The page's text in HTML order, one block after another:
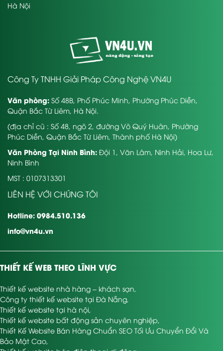
Hà Nội
Công Ty TNHH Giải Pháp Công Nghệ VN4U
Văn phòng: Số 48B, Phố Phúc Minh, Phường Phúc Diễn,
Quận Bắc Từ Liêm, Hà Nội.
(địa chỉ cũ : Số 48, ngõ 2, đường Võ Quý Huân, Phường
Phúc Diễn, Quận Bắc Từ Liêm, Thành phố Hà Nội)
Văn Phòng Tại Ninh Bình: Đội 1, Văn Lâm, Ninh Hải, Hoa Lư,
Ninh Bình
MST : 0107313301
LIÊN HỆ VỚI CHÚNG TÔI
Hotline: 0984.510.136
info@vn4u.vn
THIẾT KẾ WEB THEO LĨNH VỰC
Thiết kế website nhà hàng – khách sạn,
Công ty thiết kế website tại Đà Nẵng,
Thiết kế website tại hà nội,
Thiết kế website bất động sản chuyên nghiệp,
Thiết Kế Website Bán Hàng Chuẩn SEO Tối Ưu Chuyển Đổi Và
Bảo Mật Cao,